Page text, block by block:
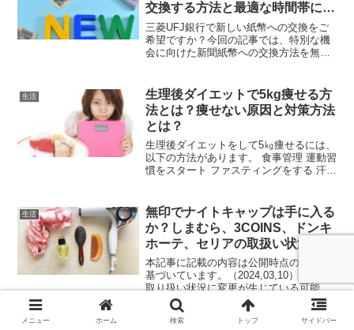
交換する方法と最適な時間帯につ
いて
三菱UFJ銀行で新しい紙幣への交換をご
希望ですか？今回の記事では、特別な機
会に向けた新聞紙幣への交換方法を無償
明していきます。2024年の更新データに
基づくと、日本円の...
生活
生理後ダイエットで5kg痩せる方
法とは？痩せない原因と対策方法
とは？
生理後ダイエットをして5㎏痩せるには、
以下の方法があります。 食事管理 運動習
慣をスタート ファスティングをする 汗を
因は以下になります。 食べ過ぎている(摂
取カロリ...
生活
無印でナイトキャップは手に入る
か？しまむら、3COINS、ドンキ
ホーテ、セリアの取扱い状況とお
すすめのシルク製品を紹介
本記事に記載の内容は公開時点の情報に
基づいています。（2024,03,10）商品の
取り扱い状況に変更が生じている可能性
がありますので、最新情報は実際の店舗
に直接ご確認ください。就寝時に役立つ
ヘアケアアイテムとして注目されている
メニュー ホーム 検索 トップ サイドバー